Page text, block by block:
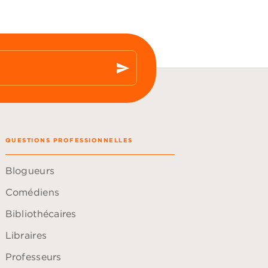
send
QUESTIONS PROFESSIONNELLES
Blogueurs
Comédiens
Bibliothécaires
Libraires
Professeurs